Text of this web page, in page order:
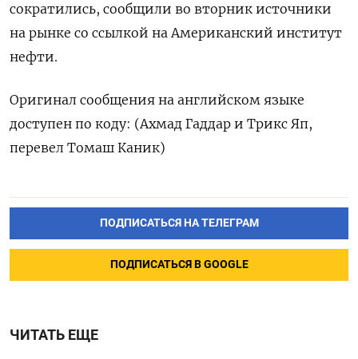
сократились, сообщили во вторник источники
на рынке со ​ссылкой на Американский институт
нефти.
Оригинал сообщения на английском языке
доступен по ‌коду: (Ахмад Гаддар и Трикс Яп,
перевел Томаш Каник)
ПОДПИСАТЬСЯ НА ТЕЛЕГРАМ
ПОДПИСАТЬСЯ В GOOGLE
ЧИТАТЬ ЕЩЕ